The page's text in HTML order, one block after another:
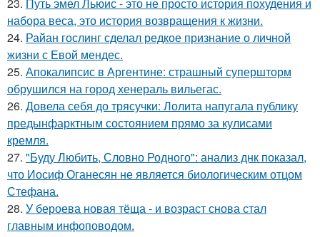
набора веса, это история возвращения к жизни.
24. Райан гослинг сделал редкое признание о личной
жизни с Евой мендес.
25. Апокалипсис в Аргентине: страшный супершторм
обрушился на город хенераль вильегас.
26. Довела себя до трясучки: Лолита напугала публику
предынфарктным состоянием прямо за кулисами
кремля.
27. "Буду Любить, Словно Родного": анализ днк показал,
что Иосиф Оганесян не является биологическим отцом
Стефана.
28. У бероева новая тёща - и возраст снова стал
главным инфоповодом.